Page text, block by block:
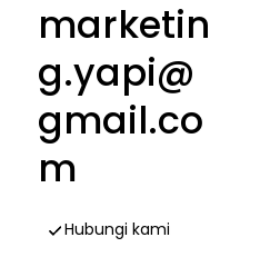
marketin
g.yapi@
gmail.co
m
Hubungi kami